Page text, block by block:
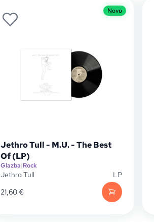
Novo
Jethro Tull - M.U. - The Best
Of (LP)
Glazba|Rock
Jethro Tull
LP
21,60€